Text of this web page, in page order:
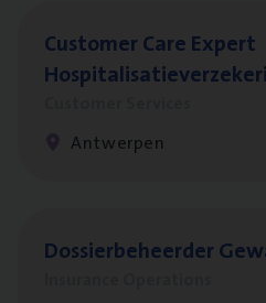
Cus­to­mer Care Expert
Antwerpen
Dos­sier­be­heer­der